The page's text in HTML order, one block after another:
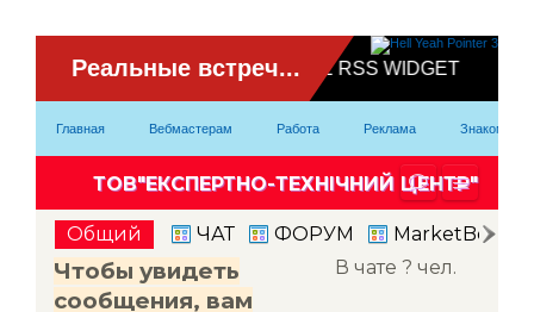
Главная Вебмастерам Работа Реклама Знакомство
ВидеоЧат
Партнерка
Модели
Контакты